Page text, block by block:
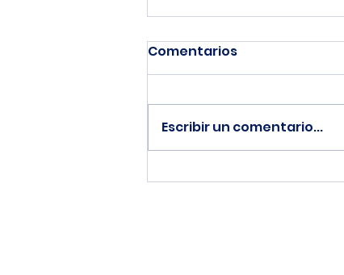
Conviene Tienda Nube,
Comentarios
Escribir un comentario...